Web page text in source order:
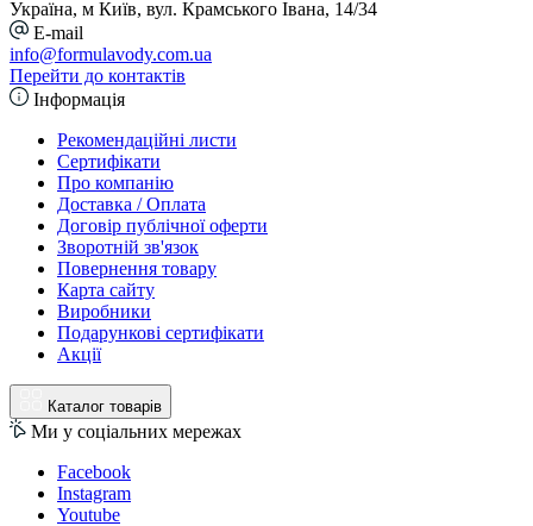
Україна, м Київ, вул. Крамського Івана, 14/34
E-mail
info@formulavody.com.ua
Перейти до контактів
Інформація
Рекомендаційні листи
Сертифікати
Про компанію
Доставка / Оплата
Договір публічної оферти
Зворотній зв'язок
Повернення товару
Карта сайту
Виробники
Подарункові сертифікати
Акції
Каталог товарів
Ми у соціальних мережах
Facebook
Instagram
Youtube